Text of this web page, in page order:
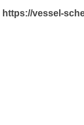
https://vessel-